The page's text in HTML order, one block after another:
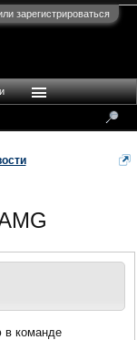
зарегистрироваться
команде